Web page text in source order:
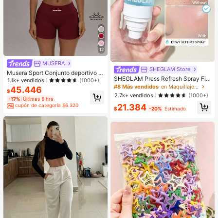
12
MUSERA
Musera Sport Conjunto deportivo d
e sujetador deportivo con espalda c
ruzada y mallas con efecto trasero
fruncido. Conjunto de activewear p
ara pádel, invierno, gimnasio, entre
namiento y verano
1.1k+ vendidos (1000+)
$45.446
-17% Últimas 6 hrs
cupón de categoría $6.320
SHEGLAM Store
SHEGLAM Press Refresh Spray Fija
dor Marca De Belleza CosméTica
Maquillaje Para Mujeres Y NiñAs
#8 Más vendidos
en Maquillaje facial
2.7k+ vendidos
(1000+)
$21.384 -20% Estimado